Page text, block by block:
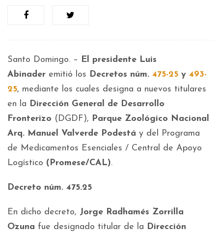
Santo Domingo. – El presidente Luis
Abinader emitió los Decretos núm. 475-25 y 493-
25, mediante los cuales designa a nuevos titulares
en la Dirección General de Desarrollo
Fronterizo (DGDF), Parque Zoológico Nacional
Arq. Manuel Valverde Podestá y del Programa
de Medicamentos Esenciales / Central de Apoyo
Logístico (Promese/CAL).
Decreto núm. 475.25
En dicho decreto, Jorge Radhamés Zorrilla
Ozuna fue designado titular de la Dirección